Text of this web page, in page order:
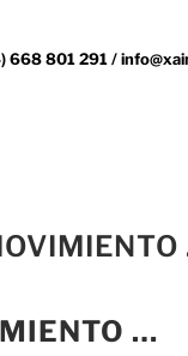
668 801 291 /
…